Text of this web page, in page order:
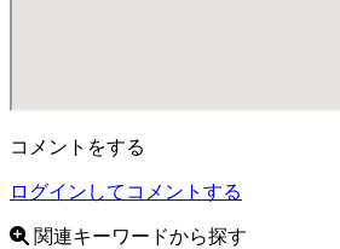
コメントをする
ログインしてコメントする
関連キーワードから探す